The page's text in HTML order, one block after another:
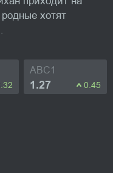
хотят
ABC1
1.27 0.45